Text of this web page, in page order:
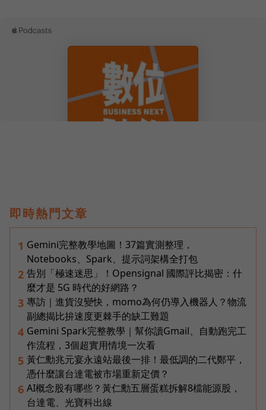
即時熱門文章
1 Gemini完整教學地圖！37篇實測整理，
Notebooks、Spark、提示詞架構全打包
2 告別「極速迷思」！Opensignal 國際評比揭密：什
麼才是 5G 時代的好網路？
3 專訪｜進貨沒變快，momo為何仍導入機器人？物流
副總揭比拚速度更棘手的缺工難題
4 Gemini Spark完整教學｜幫你讀Gmail、自動跑完工
作流程，3個超實用情境一次看
5 黃仁勳兆元宴永遠站最後一排！最低調的二代鄭平，
憑什麼讓台達電被市場重新定價？
6 AI概念股有哪些？黃仁勳五層蛋糕拆解8檔能源股，
台達電、光寶科出線